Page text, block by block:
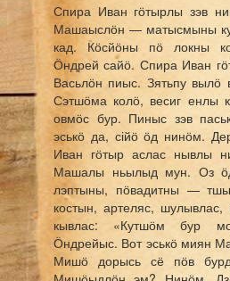
Спира Иван гӧтырлы зэв
Машаыслӧн — матысмыны
кад. Кӧсйӧны пӧ локны
Ӧндрей сайӧ. Спира Иван
Васьлӧн пиыс. Зятьпу
Сэтшӧма колӧ, весиг енлы
овмӧс бур. Пиныс зэв
эськӧ да, сійӧ ӧд нинӧм.
Иван гӧтыр аслас нывлы
Машалы ньылыд мун. Оз
лэптыны, пӧвадитны —
костын, артеляс,
кывлас: «Кутшӧм бур
Ӧндрейыс. Вот эськӧ миян
Мишӧ дорысь сё пӧв